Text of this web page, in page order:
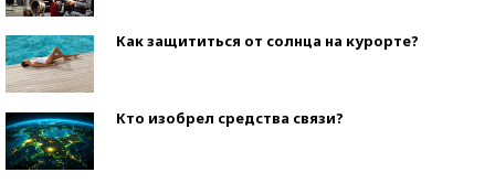
Как защититься от солнца на курорте?
Кто изобрел средства связи?